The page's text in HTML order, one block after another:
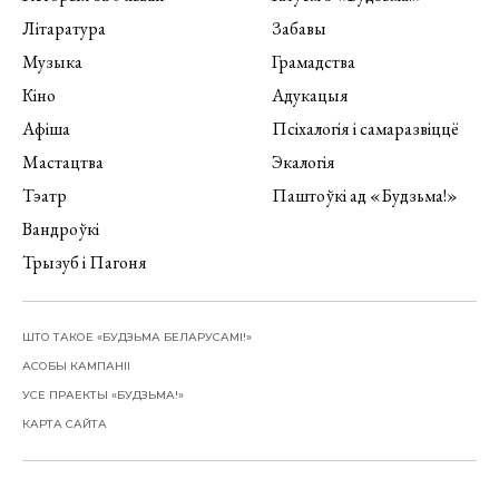
Літаратура
Музыка
Кіно
Афіша
Мастацтва
Тэатр
Вандроўкі
Трызуб і Пагоня
Забавы
Грамадства
Адукацыя
Псіхалогія і самаразвіццё
Экалогія
Паштоўкі ад «Будзьма!»
ШТО ТАКОЕ «БУДЗЬМА БЕЛАРУСАМІ!»
АСОБЫ КАМПАНІІ
УСЕ ПРАЕКТЫ «БУДЗЬМА!»
КАРТА САЙТА